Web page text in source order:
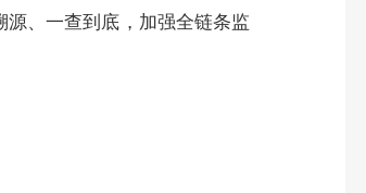
、一查到底，加强全链条监